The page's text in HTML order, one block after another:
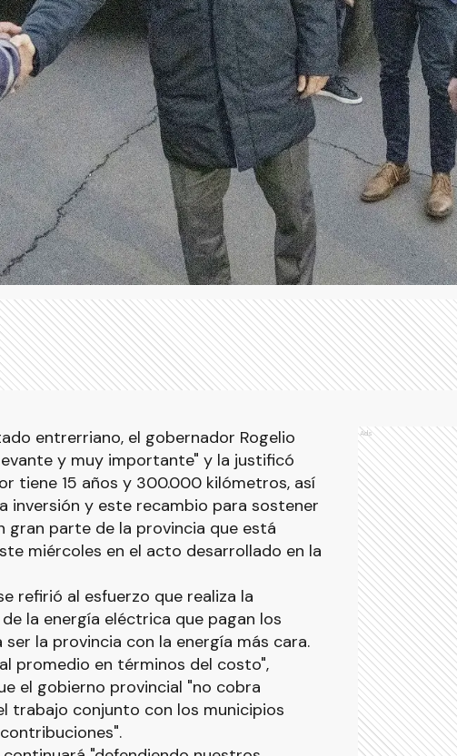
entrerriano, el gobernador Rogelio
y muy importante" y la justificó
tiene 15 años y 300.000 kilómetros, así
inversión y este recambio para sostener
gran parte de la provincia que está
miércoles en el acto desarrollado en la
refirió al esfuerzo que realiza la
la energía eléctrica que pagan los
la provincia con la energía más cara.
promedio en términos del costo",
el gobierno provincial "no cobra
trabajo conjunto con los municipios
Ads